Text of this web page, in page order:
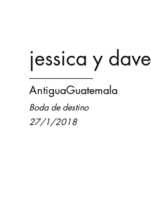
jessica y dave
AntiguaGuatemala
Boda de destino
27/1/2018